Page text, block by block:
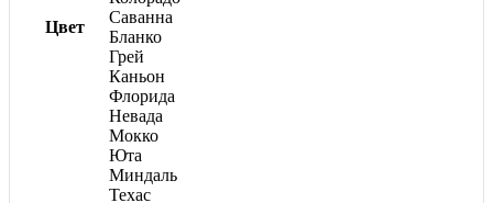
Цвет
Саванна
Бланко
Грей
Каньон
Флорида
Невада
Мокко
Юта
Миндаль
Техас